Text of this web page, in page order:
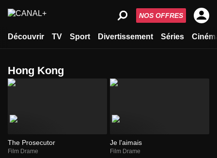
Découvrir TV Sport Divertissement Séries
NOS OFFRES
Hong Kong
The Prosecutor
Film Drame
Je l'aimais
Film Drame